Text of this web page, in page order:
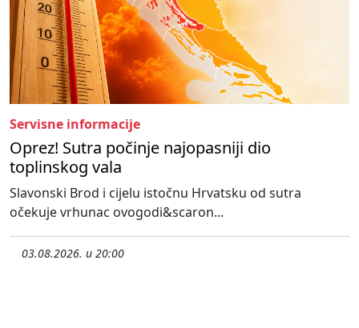
Servisne informacije
Oprez! Sutra počinje najopasniji dio
toplinskog vala
Slavonski Brod i cijelu istočnu Hrvatsku od sutra
očekuje vrhunac ovogodi&scaron...
03.08.2026. u 20:00